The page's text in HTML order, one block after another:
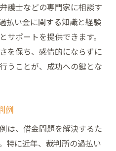
護士などの専門家に相談す
払い金に関する知識と経験
サポートを提供できます。
を保ち、感情的にならずに
うことが、成功への鍵とな
例
は、借金問題を解決するた
特に近年、裁判所の過払い